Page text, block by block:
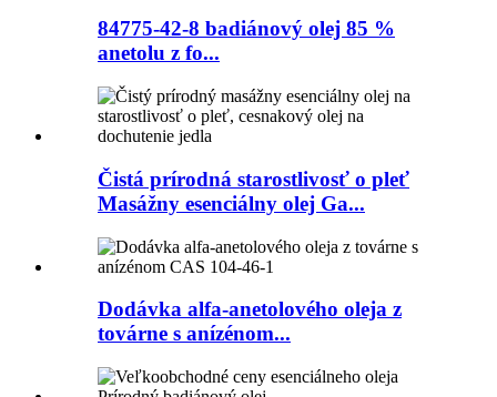
84775-42-8 badiánový olej 85 %
anetolu z fo...
Čistá prírodná starostlivosť o pleť
Masážny esenciálny olej Ga...
Dodávka alfa-anetolového oleja z
továrne s anízénom...